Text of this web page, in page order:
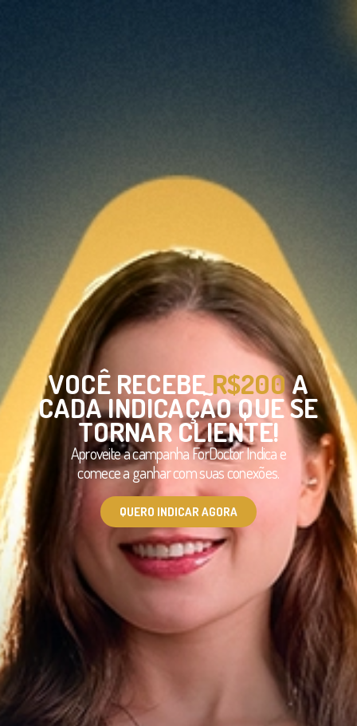
VOCÊ RECEBER$200A
CADA INDICAÇÃO QUE SE
TORNAR CLIENTE!
Aproveite a campanha ForDoctor Indica e
comece a ganhar com suas conexões.
QUERO INDICAR AGORA